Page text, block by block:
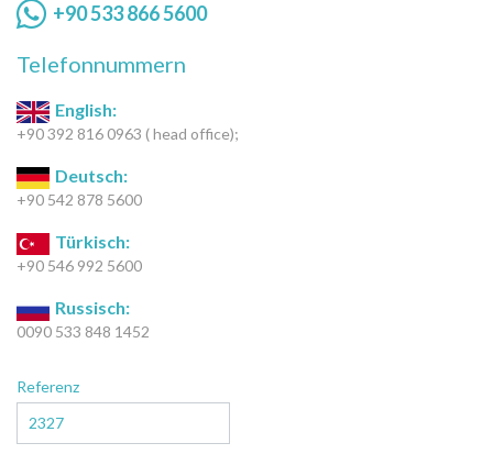
+90 533 866 5600
Telefonnummern
English:
+90 392 816 0963 ( head office);
Deutsch:
+90 542 878 5600
Türkisch:
+90 546 992 5600
Russisch:
0090 533 848 1452
Referenz